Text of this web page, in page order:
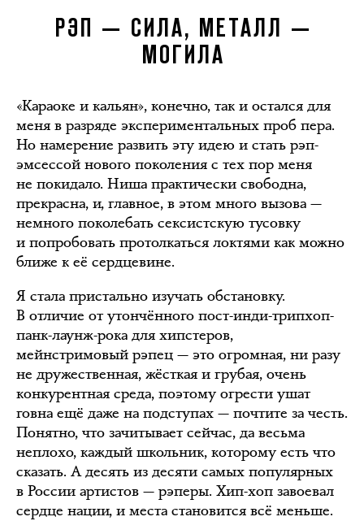
РЭП — СИЛА, МЕТАЛЛ —
МОГИЛА
«Караоке и кальян», конечно, так и остался для
меня в разряде экспериментальных проб пера.
Но намерение развить эту идею и стать рэп-
эмсессой нового поколения с тех пор меня
не покидало. Ниша практически свободна,
прекрасна, и, главное, в этом много вызова —
немного поколебать сексистскую тусовку
и попробовать протолкаться локтями как можно
ближе к её сердцевине.
Я стала пристально изучать обстановку.
В отличие от утончённого пост-инди-трипхоп-
панк-лаунж-рока для хипстеров,
мейнстримовый рэпец — это огромная, ни разу
не дружественная, жёсткая и грубая, очень
конкурентная среда, поэтому огрести ушат
говна ещё даже на подступах — почтите за честь.
Понятно, что зачитывает сейчас, да весьма
неплохо, каждый школьник, которому есть что
сказать. А десять из десяти самых популярных
в России артистов — рэперы. Хип-хоп завоевал
сердце нации, и места становится всё меньше.